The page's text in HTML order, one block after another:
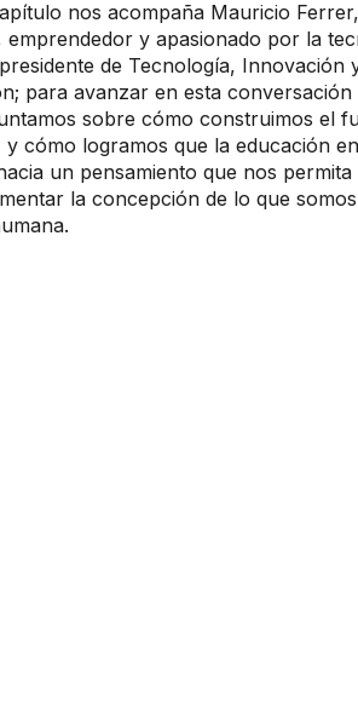
nos acompaña Mauricio
emprendedor y apasionado por la
de Tecnología, Innovación
para avanzar en esta
sobre cómo construimos el
y cómo logramos que la educación
un pensamiento que nos
la concepción de lo que